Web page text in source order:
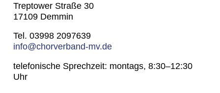
Treptower Straße 30
17109 Demmin
Tel. 03998 2097639
info@chorverband-mv.de
telefonische Sprechzeit: montags, 8:30–12:30
Uhr